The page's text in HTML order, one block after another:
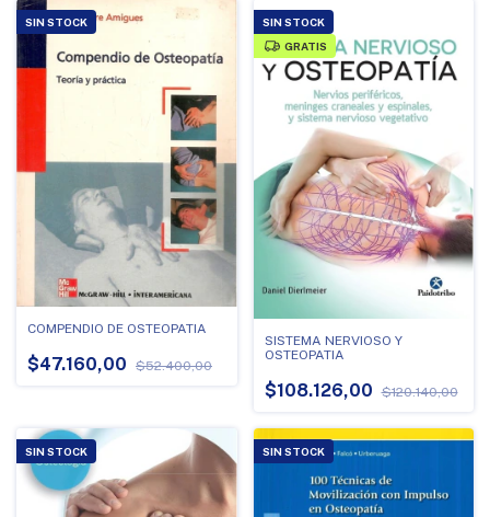
SIN STOCK
COMPENDIO DE OSTEOPATIA
$47.160,00 $52.400,00
SIN STOCK
GRATIS
SISTEMA NERVIOSO Y
OSTEOPATIA
$108.126,00 $120.140,00
SIN STOCK SIN STOCK